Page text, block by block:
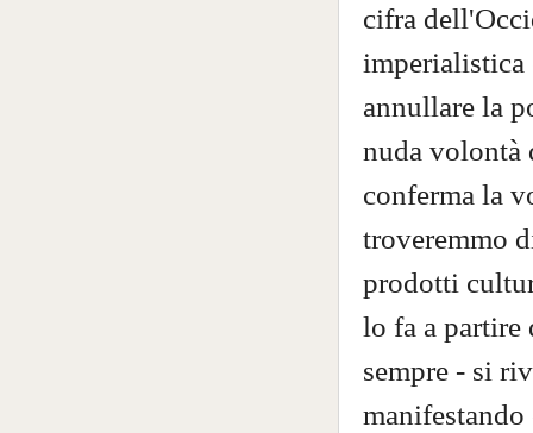
cifra
imperialistica
annullare la
nuda volontà
conferma la
troveremmo
prodotti
lo fa a partire
sempre - si
manifestando